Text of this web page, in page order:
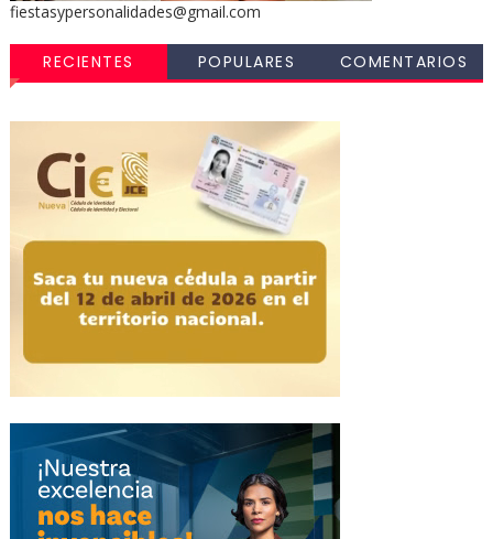
fiestasypersonalidades@gmail.com
RECIENTES POPULARES COMENTARIOS